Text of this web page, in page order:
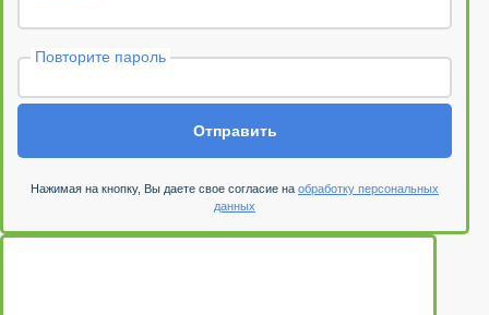
Повторите пароль
Отправить
Нажимая на кнопку, Вы даете свое согласие на обработку персональных
данных